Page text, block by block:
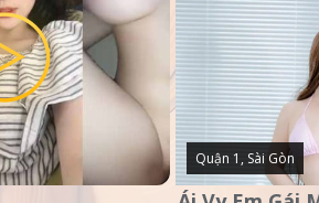
Quận 1, Sài Gòn